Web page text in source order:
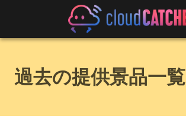
過去の提供景品一覧